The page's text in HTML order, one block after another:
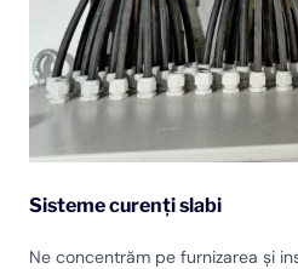
Sisteme curenți slabi
Ne concentrăm pe furnizarea și